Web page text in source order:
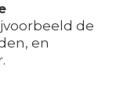
de
en